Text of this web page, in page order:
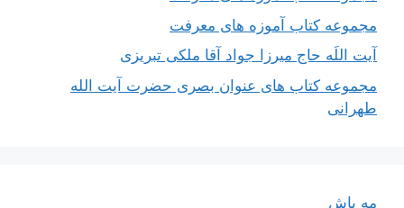
مجموعه کتاب آموزه های معرفت
آیت اللَه حاج میرزا جواد آقا ملکی تبریزی
مجموعه کتاب های عنوان بصری حضرت آیت الله
طهرانی
مه پاش